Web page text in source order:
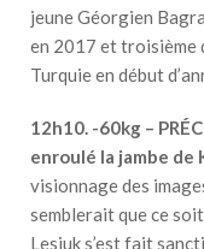
jeune Géorgien
en 2017 et troisième
Turquie en début
12h10. -60kg –
enroulé la jambe de
visionnage des
semblerait que ce
Lesiuk s’est fait